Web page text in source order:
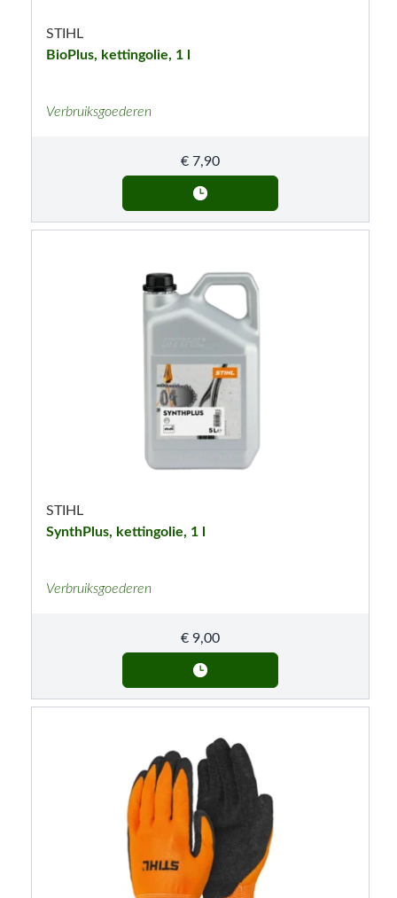
STIHL
BioPlus, kettingolie, 1 l
Verbruiksgoederen
€ 7,90
STIHL
SynthPlus, kettingolie, 1 l
Verbruiksgoederen
€ 9,00